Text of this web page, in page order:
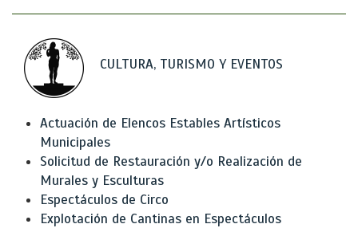
CULTURA, TURISMO Y EVENTOS
Actuación de Elencos Estables Artísticos
Municipales
Solicitud de Restauración y/o Realización de
Murales y Esculturas
Espectáculos de Circo
Explotación de Cantinas en Espectáculos